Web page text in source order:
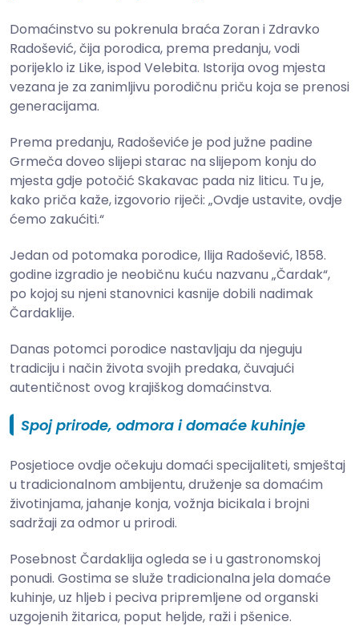
Domaćinstvo su pokrenula braća Zoran i Zdravko
Radošević, čija porodica, prema predanju, vodi
porijeklo iz Like, ispod Velebita. Istorija ovog mjesta
vezana je za zanimljivu porodičnu priču koja se prenosi
generacijama.
Prema predanju, Radoševiće je pod južne padine
Grmeča doveo slijepi starac na slijepom konju do
mjesta gdje potočić Skakavac pada niz liticu. Tu je,
kako priča kaže, izgovorio riječi: „Ovdje ustavite, ovdje
ćemo zakućiti.“
Jedan od potomaka porodice, Ilija Radošević, 1858.
godine izgradio je neobičnu kuću nazvanu „Čardak“,
po kojoj su njeni stanovnici kasnije dobili nadimak
Čardaklije.
Danas potomci porodice nastavljaju da njeguju
tradiciju i način života svojih predaka, čuvajući
autentičnost ovog krajiškog domaćinstva.
Spoj prirode, odmora i domaće kuhinje
Posjetioce ovdje očekuju domaći specijaliteti, smještaj
u tradicionalnom ambijentu, druženje sa domaćim
životinjama, jahanje konja, vožnja bicikala i brojni
sadržaji za odmor u prirodi.
Posebnost Čardaklija ogleda se i u gastronomskoj
ponudi. Gostima se služe tradicionalna jela domaće
kuhinje, uz hljeb i peciva pripremljene od organski
uzgojenih žitarica, poput heljde, raži i pšenice.